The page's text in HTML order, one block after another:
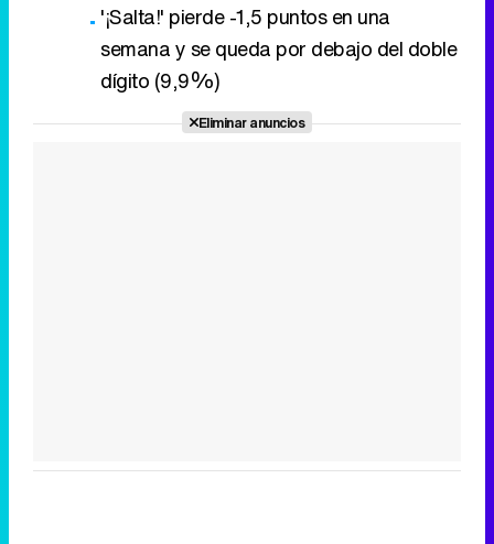
'¡Salta!' pierde -1,5 puntos en una
semana y se queda por debajo del doble
dígito (9,9%)
Eliminar anuncios